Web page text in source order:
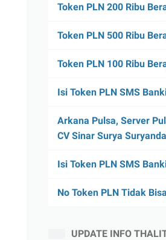
Token PLN 200 Ribu
Token PLN 500 Ribu
Token PLN 100 Ribu
Isi Token PLN SMS
Arkana Pulsa, Server
CV Sinar Surya
Isi Token PLN SMS
No Token PLN Tidak
UPDATE INFO